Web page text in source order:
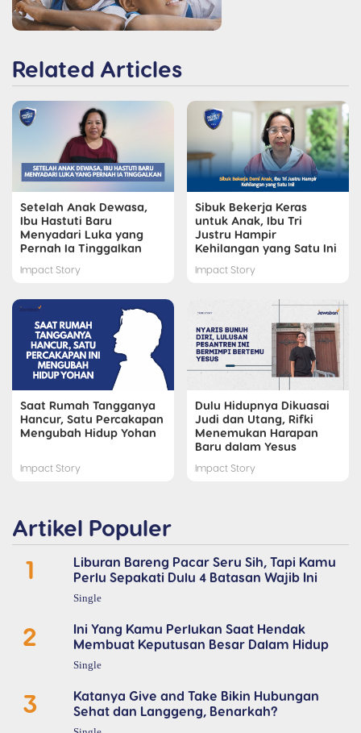
Related Articles
Setelah Anak Dewasa,
Ibu Hastuti Baru
Menyadari Luka yang
Pernah Ia Tinggalkan
Impact Story
Sibuk Bekerja Keras
untuk Anak, Ibu Tri
Justru Hampir
Kehilangan yang Satu Ini
Impact Story
Saat Rumah Tangganya
Hancur, Satu Percakapan
Mengubah Hidup Yohan
Impact Story
Dulu Hidupnya Dikuasai
Judi dan Utang, Rifki
Menemukan Harapan
Baru dalam Yesus
Impact Story
Artikel Populer
1
Liburan Bareng Pacar Seru Sih, Tapi Kamu
Perlu Sepakati Dulu 4 Batasan Wajib Ini
Single
2
Ini Yang Kamu Perlukan Saat Hendak
Membuat Keputusan Besar Dalam Hidup
Single
3
Katanya Give and Take Bikin Hubungan
Sehat dan Langgeng, Benarkah?